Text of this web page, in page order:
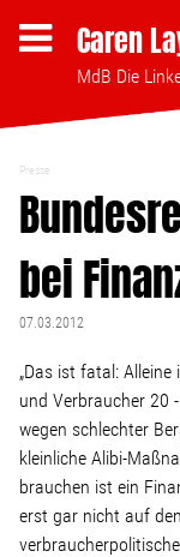
Caren
MdB Die
Presse
bei
07.03.2012
„Das ist fatal:
und Verbraucher 20
wegen schlechter
kleinliche Alibi-
brauchen ist ein
erst gar nicht auf